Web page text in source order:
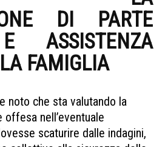
DI PARTE
ASSISTENZA
FAMIGLIA
noto che sta valutando la
nell’eventuale
scaturire dalle indagini,